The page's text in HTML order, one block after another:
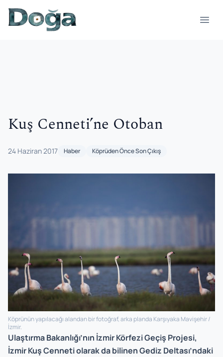
İçeriğe geç
Kuş Cenneti’ne Otoban
24 Haziran 2017 Haber Köprüden Önce Son Çıkış
Köprünün yapılacağı alandan bir fotoğraf, arka planda Karşıyaka Mavişehir /
İzmir.
Ulaştırma Bakanlığı’nın İzmir Körfezi Geçiş Projesi,
İzmir Kuş Cenneti olarak da bilinen Gediz Deltası’ndaki